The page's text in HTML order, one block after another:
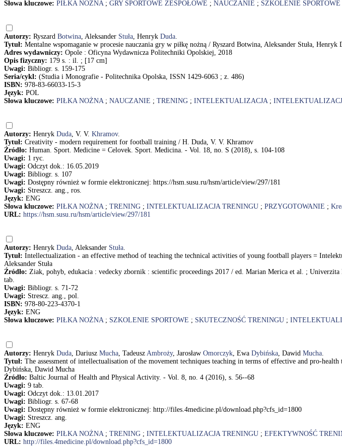
Słowa kluczowe: PIŁKA NOŻNA; GRY SPORTOWE ZESPOŁOWE ; NAUCZANIE ; SZKOLENIE SPORTOWE
Autorzy: Ryszard Botwina, Aleksander Stuła, Henryk Duda.
Tytuł: Mentalne wspomaganie w procesie nauczania gry w piłkę nożną / Ryszard Botwina, Aleksander Stuła, Henryk
Adres wydawniczy: Opole : Oficyna Wydawnicza Politechniki Opolskiej, 2018
Opis fizyczny: 179 s. : il. ; [17 cm]
Uwagi: Bibliogr. s. 159-175
Seria/cykl: (Studia i Monografie - Politechnika Opolska, ISSN 1429-6063 ; z. 486)
ISBN: 978-83-66033-15-3
Język: POL
Słowa kluczowe: PIŁKA NOŻNA; NAUCZANIE ; TRENING ; INTELEKTUALIZACJA;
Autorzy: Henryk Duda, V. V. Khramov.
Tytuł: Creativity - modern requirement for football training / H. Duda, V. V. Khramov
Źródło: Human. Sport. Medicine = Celovek. Sport. Medicina. - Vol. 18, no. S (2018), s. 104-108
Uwagi: 1 ryc.
Uwagi: Odczyt dok.: 16.05.2019
Uwagi: Bibliogr. s. 107
Uwagi: Dostępny również w formie elektronicznej: https://hsm.susu.ru/hsm/article/view/297/181
Uwagi: Streszcz. ang., ros.
Język: ENG
Słowa kluczowe: PIŁKA NOŻNA; TRENING ; INTELEKTUALIZACJA TRENINGU ; PRZYGOTOWANIE ;
URL: https://hsm.susu.ru/hsm/article/view/297/181
Autorzy: Henryk Duda, Aleksander Stuła.
Tytuł: Intellectualization - an effective method of teaching the technical activities of young football players =
Aleksander Stuła
Źródło: Ziak, pohyb, edukacia : vedecky zbornik : scientific proceedings 2017 / ed. Marian Merica et al. ;
tab.
Uwagi: Bibliogr. s. 71-72
Uwagi: Strescz. ang., pol.
ISBN: 978-80-223-4370-1
Język: ENG
Słowa kluczowe: PIŁKA NOŻNA; SZKOLENIE SPORTOWE ; SKUTECZNOŚĆ TRENINGU ;
Autorzy: Henryk Duda, Dariusz Mucha, Tadeusz Ambroży, Jarosław Omorczyk, Ewa Dybińska, Dawid Mucha.
Tytuł: The assessment of intellectualisation of the movement techniques teaching in terms of effective and pro-
Dybińska, Dawid Mucha
Źródło: Baltic Journal of Health and Physical Activity. - Vol. 8, no. 4 (2016), s. 56--68
Uwagi: 9 tab.
Uwagi: Odczyt dok.: 13.01.2017
Uwagi: Bibliogr. s. 67-68
Uwagi: Dostępny również w formie elektronicznej: http://files.4medicine.pl/download.php?cfs_id=1800
Uwagi: Streszcz. ang.
Język: ENG
Słowa kluczowe: PIŁKA NOŻNA; TRENING ; INTELEKTUALIZACJA TRENINGU ; EFEKTYWNOŚĆ
URL: http://files.4medicine.pl/download.php?cfs_id=1800